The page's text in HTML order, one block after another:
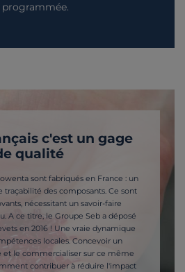
programmée.
c'est un gage
qualité
sont fabriqués en France : un
des composants. Ce sont
nécessitant un savoir-faire
A ce titre, le Groupe Seb a déposé
en 2016 ! Une vraie dynamique
locales. Concevoir un
et le commercialiser sur ce même
contribuer à réduire l'impact